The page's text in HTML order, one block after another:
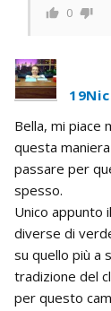
0
Bella, mi piace
questa
passare per
spesso.
Unico appunto
diverse di
su quello più a
tradizione del
per questo